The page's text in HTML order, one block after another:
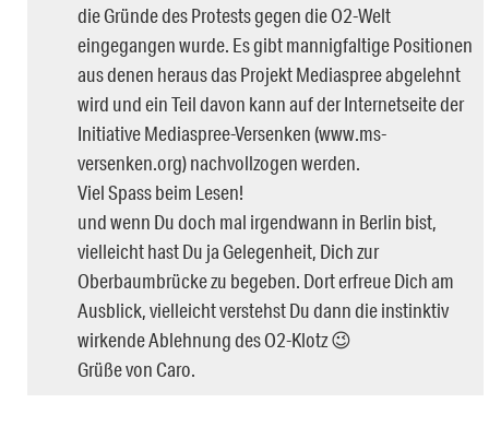
die Gründe des Protests gegen die O2-Welt
eingegangen wurde. Es gibt mannigfaltige Positionen
aus denen heraus das Projekt Mediaspree abgelehnt
wird und ein Teil davon kann auf der Internetseite der
Initiative Mediaspree-Versenken (www.ms-
versenken.org) nachvollzogen werden.
Viel Spass beim Lesen!
und wenn Du doch mal irgendwann in Berlin bist,
vielleicht hast Du ja Gelegenheit, Dich zur
Oberbaumbrücke zu begeben. Dort erfreue Dich am
Ausblick, vielleicht verstehst Du dann die instinktiv
wirkende Ablehnung des O2-Klotz 😉
Grüße von Caro.